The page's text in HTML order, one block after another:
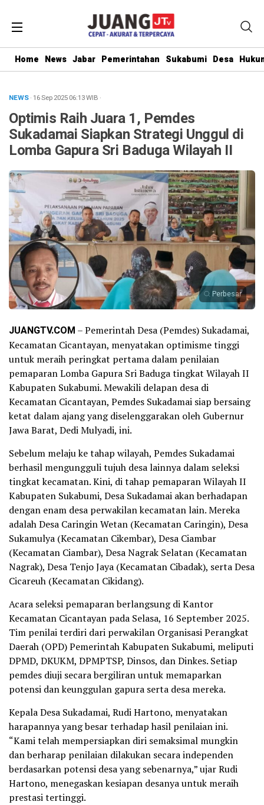
Home News Jabar Pemerintahan Sukabumi Desa
NEWS· 16 Sep 202506:13WIB ·
Optimis Raih Juara 1, Pemdes
Sukadamai Siapkan Strategi Unggul di
Lomba Gapura Sri Baduga Wilayah II
Perbesar
JUANGTV.COM – Pemerintah Desa (Pemdes) Sukadamai,
Kecamatan Cicantayan, menyatakan optimisme tinggi
untuk meraih peringkat pertama dalam penilaian
pemaparan Lomba Gapura Sri Baduga tingkat Wilayah II
Kabupaten Sukabumi. Mewakili delapan desa di
Kecamatan Cicantayan, Pemdes Sukadamai siap bersaing
ketat dalam ajang yang diselenggarakan oleh Gubernur
Jawa Barat, Dedi Mulyadi, ini.
Sebelum melaju ke tahap wilayah, Pemdes Sukadamai
berhasil mengungguli tujuh desa lainnya dalam seleksi
tingkat kecamatan. Kini, di tahap pemaparan Wilayah II
Kabupaten Sukabumi, Desa Sukadamai akan berhadapan
dengan enam desa perwakilan kecamatan lain. Mereka
adalah Desa Caringin Wetan (Kecamatan Caringin), Desa
Sukamulya (Kecamatan Cikembar), Desa Ciambar
(Kecamatan Ciambar), Desa Nagrak Selatan (Kecamatan
Nagrak), Desa Tenjo Jaya (Kecamatan Cibadak), serta Desa
Cicareuh (Kecamatan Cikidang).
Acara seleksi pemaparan berlangsung di Kantor
Kecamatan Cicantayan pada Selasa, 16 September 2025.
Tim penilai terdiri dari perwakilan Organisasi Perangkat
Daerah (OPD) Pemerintah Kabupaten Sukabumi, meliputi
DPMD, DKUKM, DPMPTSP, Dinsos, dan Dinkes. Setiap
pemdes diuji secara bergiliran untuk memaparkan
potensi dan keunggulan gapura serta desa mereka.
Kepala Desa Sukadamai, Rudi Hartono, menyatakan
harapannya yang besar terhadap hasil penilaian ini.
“Kami telah mempersiapkan diri semaksimal mungkin
dan berharap penilaian dilakukan secara independen
berdasarkan potensi desa yang sebenarnya,” ujar Rudi
Hartono, menegaskan kesiapan desanya untuk meraih
prestasi tertinggi.